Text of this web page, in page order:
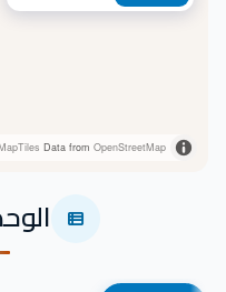
Data from OpenStreetMap